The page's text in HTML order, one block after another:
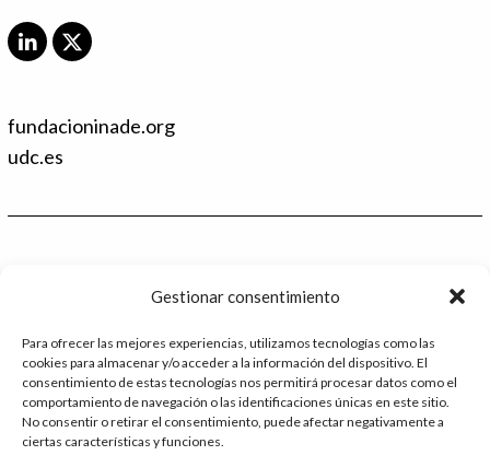
Gestionar consentimiento
Para ofrecer las mejores experiencias, utilizamos tecnologías como las
cookies para almacenar y/o acceder a la información del dispositivo. El
consentimiento de estas tecnologías nos permitirá procesar datos como el
comportamiento de navegación o las identificaciones únicas en este sitio.
No consentir o retirar el consentimiento, puede afectar negativamente a
ciertas características y funciones.
L
e
d
X
t
fundacioninade.org
udc.es
986 48 52 28 - Ext.2
administracion@catedrafundacioninade.org
Universidade da Coruña - Facultad de Derecho
Campus Elviña s/n